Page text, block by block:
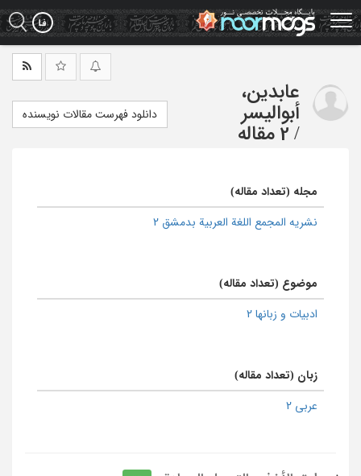
Skip
to
main
عابدین،
أبوالیسر
/ 2 مقاله
دانلود فهرست مقالات نویسنده
مجله (تعداد مقاله)
نشریه المجمع اللغة العربیة بدمشق 2
موضوع (تعداد مقاله)
ادبیات و زبانها 2
زبان (تعداد مقاله)
عربی 2